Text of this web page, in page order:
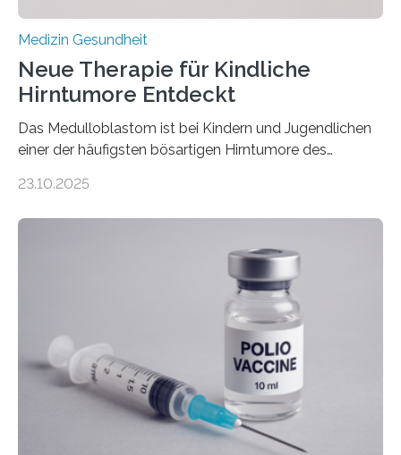
Medizin Gesundheit
Neue Therapie für Kindliche
Hirntumore Entdeckt
Das Medulloblastom ist bei Kindern und Jugendlichen
einer der häufigsten bösartigen Hirntumore des
Betroffenen können mit heutigen Methoden geheilt
Dringend benötigt werden zielgerichtete Therapien, die
nur Tumorschwachstellen angreifen und normales
Gewebe verschonen. Forschende um Daniel Merk vom
Hertie-Institut für klinische Hirnforschung am
Universitätsklinikum Tübingen haben eine solche
Schwachstelle im Erbgut einer Untergruppe des
Medulloblastoms gefunden. Die Wilhelm Sander-
Stiftung unterstützte das Projekt…
23.10.2025